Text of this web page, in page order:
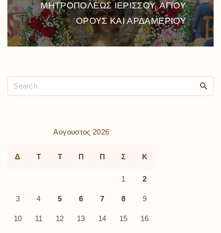
ΜΗΤΡΟΠΟΛΕΩΣ ΙΕΡΙΣΣΟΥ, ΑΓΙΟΥ
ΟΡΟΥΣ ΚΑΙ ΑΡΔΑΜΕΡΙΟΥ
Αύγουστος 2026
Δ Τ Τ Π Π Σ Κ
1 2
3 4 5 6 7 8 9
10 11 12 13 14 15 16